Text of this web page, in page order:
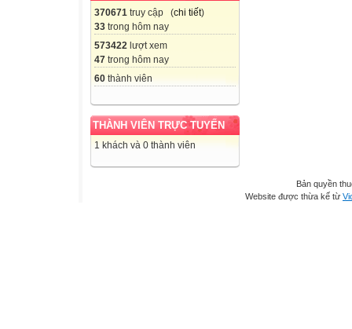
370671 truy cập (chi tiết)
33 trong hôm nay
573422 lượt xem
47 trong hôm nay
60 thành viên
THÀNH VIÊN TRỰC TUYẾN
1 khách và 0 thành viên
Bản quyền
Website được thừa kế từ